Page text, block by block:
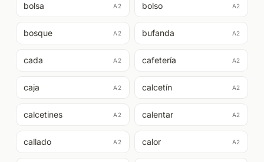
bolsa A2 bolso A2
bosque A2 bufanda A2
cada A2 cafetería A2
caja A2 calcetín A2
calcetines A2 calentar A2
callado A2 calor A2